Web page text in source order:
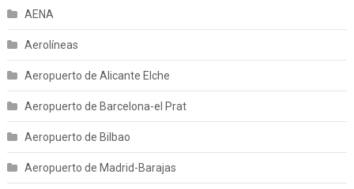
AENA
Aerolíneas
Aeropuerto de Alicante Elche
Aeropuerto de Barcelona-el Prat
Aeropuerto de Bilbao
Aeropuerto de Madrid-Barajas